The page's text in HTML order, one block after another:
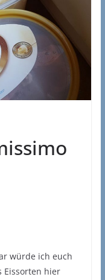
würde ich euch
Eissorten hier